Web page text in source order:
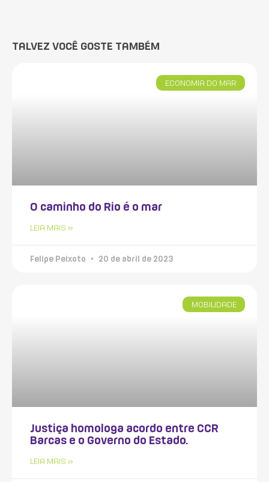
TALVEZ VOCÊ GOSTE TAMBÉM
ECONOMIA DO MAR
O caminho do Rio é o mar
LEIA MAIS »
Felipe Peixoto 20 de abril de 2023
MOBILIDADE
Justiça homologa acordo entre CCR
Barcas e o Governo do Estado.
LEIA MAIS »